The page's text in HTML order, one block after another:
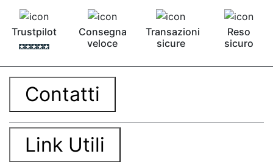
Trustpilot
Consegna
veloce
Transazioni
sicure
Reso
sicuro
Contatti
Link Utili